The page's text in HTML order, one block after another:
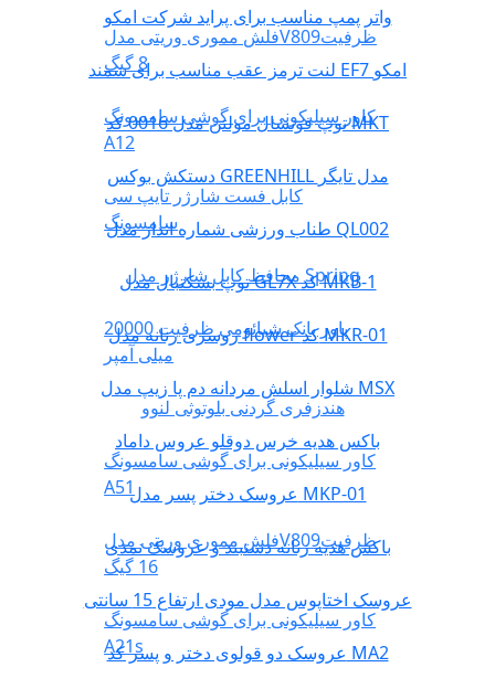
فلش مموری وریتی مدلV809ظرفیت
8 گیگ
کاور سیلیکونی برای گوشی سامسونگ
A12
کابل فست شارژر تایپ سی
سامسونگ
محافظ کابل شارژر مدل Spring
پاور بانک شیائومی ظرفیت 20000
میلی آمپر
هندزفری گردنی بلوتوثی لنوو
کاور سیلیکونی برای گوشی سامسونگ
A51
فلش مموری وریتی مدلV809ظرفیت
16 گیگ
کاور سیلیکونی برای گوشی سامسونگ
A21s
واتر پمپ مناسب برای پراید شرکت امکو
لنت ترمز عقب مناسب برای سمند EF7 امکو
توپ فوتسال مولتن مدل 0016 کد MKT
دستکش بوکس GREENHILL مدل تایگر
طناب ورزشی شماره انداز مدل QL002
توپ بسکتبال مدل GL7X کد MKB-1
روسری زنانه مدل flower کد MKR-01
شلوار اسلش مردانه دم پا زیپ مدل MSX
باکس هدیه خرس دوقلو عروس داماد
عروسک دختر پسر مدل MKP-01
باکس هدیه زنانه دستبند و عروسک نمدی
عروسک اختاپوس مدل مودی ارتفاع 15 سانتی
عروسک دو قولوی دختر و پسر کد MA2